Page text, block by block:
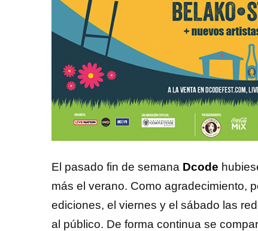
El pasado fin de semana Dcode
más el verano. Como agradecimiento,
ediciones, el viernes y el sábado las
al público. De forma continua se